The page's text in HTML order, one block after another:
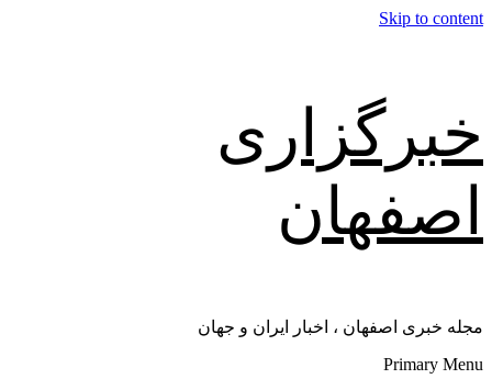
Skip to content
خبرگزاری
اصفهان
مجله خبری اصفهان ، اخبار ایران و جهان
Primary Menu